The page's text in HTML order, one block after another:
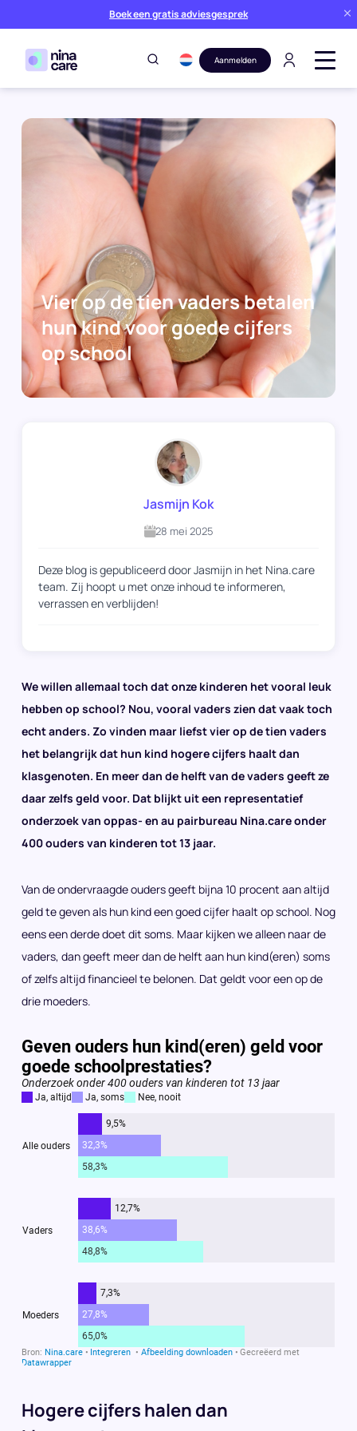
Boek een gratis adviesgesprek
Aanmelden
Blog Vier op de tien vaders betalen hun
Vier op de tien vaders betalen
hun kind voor goede cijfers
op school
Jasmijn Kok
28 mei 2025
Deze blog is gepubliceerd door Jasmijn in het Nina.care
team. Zij hoopt u met onze inhoud te informeren,
verrassen en verblijden!
We willen allemaal toch dat onze kinderen het vooral leuk
hebben op school? Nou, vooral vaders zien dat vaak toch
echt anders. Zo vinden maar liefst vier op de tien vaders
het belangrijk dat hun kind hogere cijfers haalt dan
klasgenoten. En meer dan de helft van de vaders geeft ze
daar zelfs geld voor. Dat blijkt uit een representatief
onderzoek van oppas- en au pairbureau Nina.care onder
400 ouders van kinderen tot 13 jaar.
Van de ondervraagde ouders geeft bijna 10 procent aan altijd
geld te geven als hun kind een goed cijfer haalt op school. Nog
eens een derde doet dit soms. Maar kijken we alleen naar de
vaders, dan geeft meer dan de helft aan hun kind(eren) soms
of zelfs altijd financieel te belonen. Dat geldt voor een op de
drie moeders.
Hogere cijfers halen dan